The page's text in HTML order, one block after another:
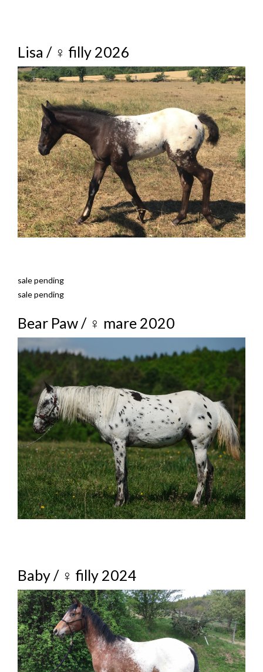
Lisa / ♀ filly 2026
sale pending
sale pending
Bear Paw / ♀ mare 2020
Baby / ♀ filly 2024